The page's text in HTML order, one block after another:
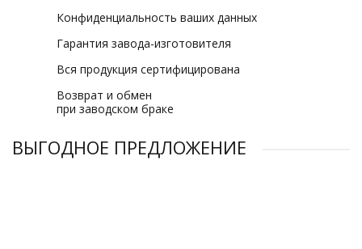
Конфиденциальность ваших данных
Гарантия завода-изготовителя
Вся продукция сертифицирована
Возврат и обмен
при заводском браке
ВЫГОДНОЕ ПРЕДЛОЖЕНИЕ